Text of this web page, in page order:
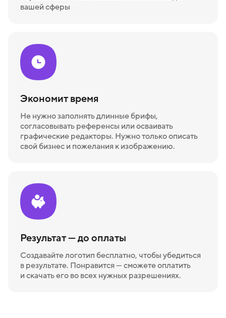
вашей сферы
Экономит время
Не нужно заполнять длинные брифы,
согласовывать референсы или осваивать
графические редакторы. Нужно только описать
свой бизнес и пожелания к изображению.
Результат — до оплаты
Создавайте логотип бесплатно, чтобы убедиться
в результате. Понравится — сможете оплатить
и скачать его во всех нужных разрешениях.